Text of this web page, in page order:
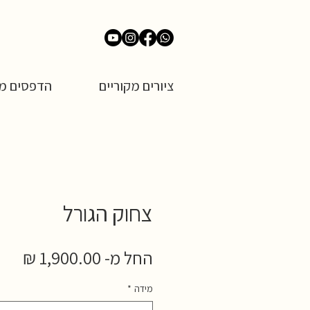
ציורים מקוריים הדפסים
צחוק הגורל
החל מ- 1,900.00 ₪
מידה *